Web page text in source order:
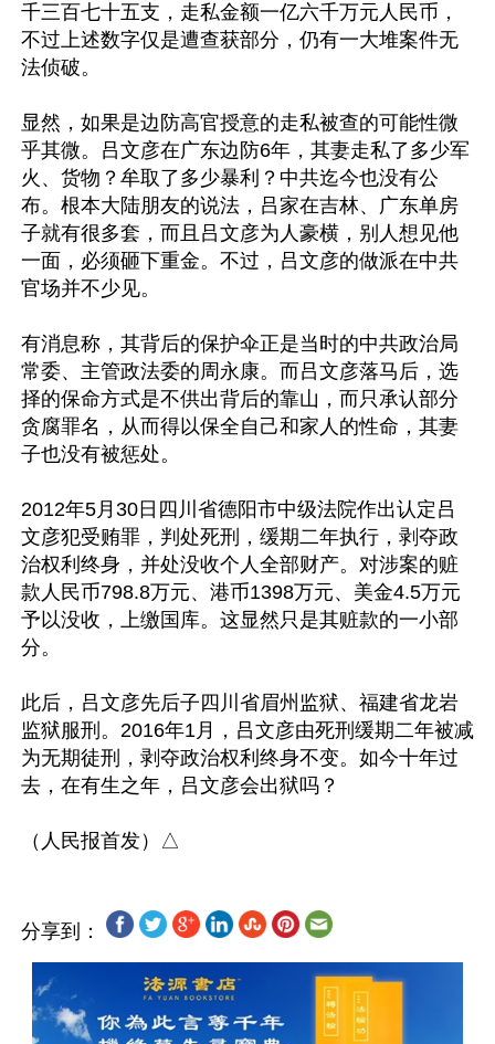
千三百七十五支，走私金额一亿六千万元人民币，
不过上述数字仅是遭查获部分，仍有一大堆案件无
法侦破。
显然，如果是边防高官授意的走私被查的可能性微
乎其微。吕文彦在广东边防6年，其妻走私了多少军
火、货物？牟取了多少暴利？中共迄今也没有公
布。根本大陆朋友的说法，吕家在吉林、广东单房
子就有很多套，而且吕文彦为人豪横，别人想见他
一面，必须砸下重金。不过，吕文彦的做派在中共
官场并不少见。
有消息称，其背后的保护伞正是当时的中共政治局
常委、主管政法委的周永康。而吕文彦落马后，选
择的保命方式是不供出背后的靠山，而只承认部分
贪腐罪名，从而得以保全自己和家人的性命，其妻
子也没有被惩处。
2012年5月30日四川省德阳市中级法院作出认定吕
文彦犯受贿罪，判处死刑，缓期二年执行，剥夺政
治权利终身，并处没收个人全部财产。对涉案的赃
款人民币798.8万元、港币1398万元、美金4.5万元
予以没收，上缴国库。这显然只是其赃款的一小部
分。
此后，吕文彦先后子四川省眉州监狱、福建省龙岩
监狱服刑。2016年1月，吕文彦由死刑缓期二年被减
为无期徒刑，剥夺政治权利终身不变。如今十年过
去，在有生之年，吕文彦会出狱吗？
分享到：